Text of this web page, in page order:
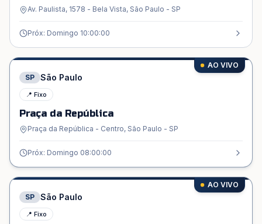
Av. Paulista, 1578 - Bela Vista, São Paulo - SP
Próx: Domingo 10:00:00
AO VIVO
SP
São Paulo
📍 Fixo
Praça da República
Praça da República - Centro, São Paulo - SP
Próx: Domingo 08:00:00
AO VIVO
SP
São Paulo
📍 Fixo